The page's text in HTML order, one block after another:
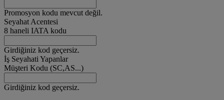
Promosyon kodu mevcut değil.
Seyahat Acentesi
8 haneli IATA kodu
Girdiğiniz kod geçersiz.
İş Seyahati Yapanlar
Müşteri Kodu (SC,AS...)
Girdiğiniz kod geçersiz.